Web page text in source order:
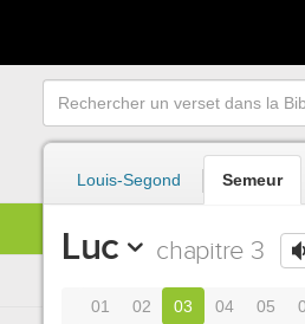
Louis-Segond Semeur
Luc chapitre 3
01 02 03 04 05